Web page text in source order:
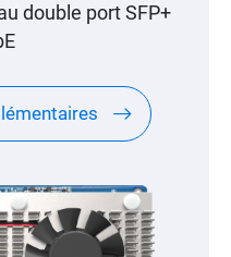
double port SFP+